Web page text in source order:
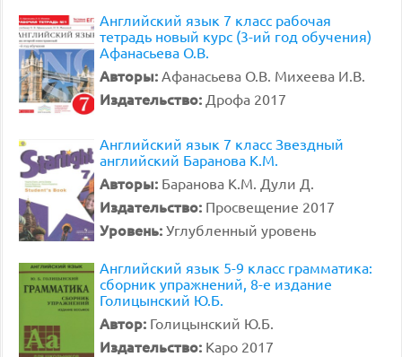
Английский язык 7 класс рабочая
тетрадь новый курс (3-ий год обучения)
Афанасьева О.В.
Авторы: Афанасьева О.В. Михеева И.В.
Издательство: Дрофа 2017
Английский язык 7 класс Звездный
английский Баранова К.М.
Авторы: Баранова К.М. Дули Д.
Издательство: Просвещение 2017
Уровень: Углубленный уровень
Английский язык 5-9 класс грамматика:
сборник упражнений, 8-е издание
Голицынский Ю.Б.
Автор: Голицынский Ю.Б.
Издательство: Каро 2017